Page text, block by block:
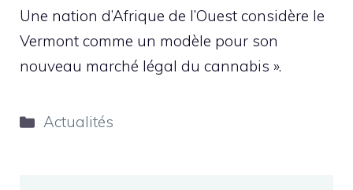
Une nation d’Afrique de l’Ouest considère le
Vermont comme un modèle pour son
nouveau marché légal du cannabis ».
Catégories
Actualités